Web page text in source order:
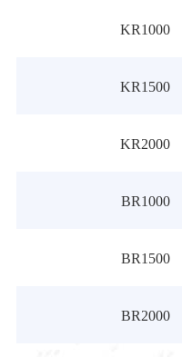
KR1000
KR1500
KR2000
BR1000
BR1500
BR2000